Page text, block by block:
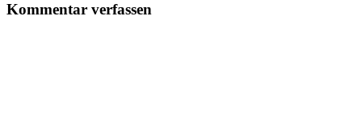
Kommentar verfassen